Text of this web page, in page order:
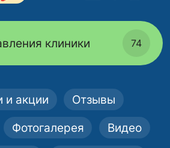
клиники 74
и акции Отзывы
Фотогалерея Видео